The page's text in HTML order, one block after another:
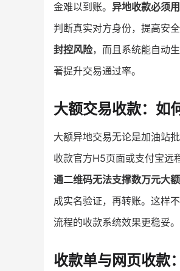
金难以到账。 异地收款必须
判断真实对方身份，提高安全
封控风险，而且系统能自动
著提升交易通过率。
大额交易收款：如
大额异地交易无论是加油站
收款官方H5页面或支付宝远
通二维码无法支撑数万元大
成实名验证，再转账。这样
流程的收款系统效果更稳妥。
收款单与网页收款